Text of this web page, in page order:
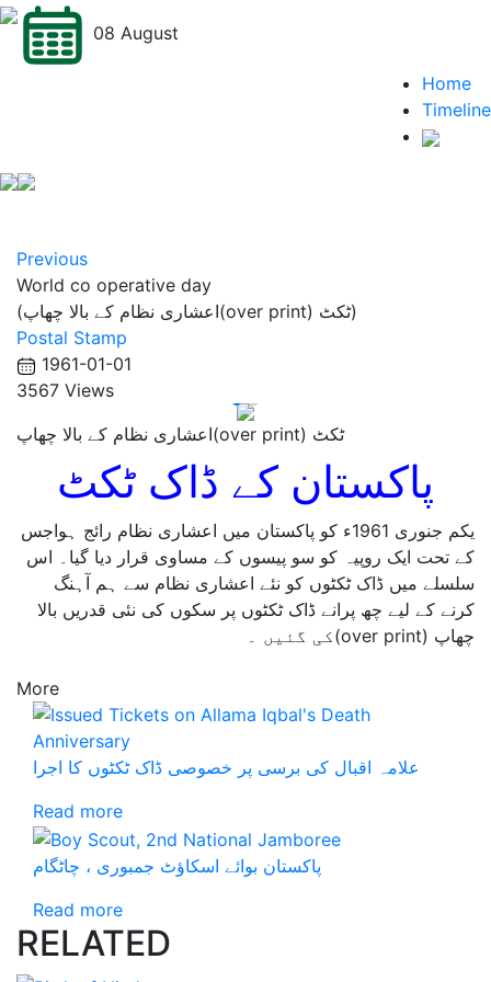
08 August
Home
Timeline
Previous
World co operative day
(اعشاری نظام کے بالا چھاپ(over print) ٹکٹ)
Postal Stamp
1961-01-01
3567 Views
اعشاری نظام کے بالا چھاپ(over print) ٹکٹ
پاکستان کے ڈاک ٹکٹ
یکم جنوری 1961ء کو پاکستان میں اعشاری نظام رائج ہواجس
کے تحت ایک روپیہ کو سو پیسوں کے مساوی قرار دیا گیا۔ اس
سلسلے میں ڈاک ٹکٹوں کو نئے اعشاری نظام سے ہم آہنگ
کرنے کے لیے چھ پرانے ڈاک ٹکٹوں پر سکوں کی نئی قدریں بالا
چھاپ (over print)کی گئیں ۔
More
علامہ اقبال کی برسی پر خصوصی ڈاک ٹکٹوں کا اجرا
Read more
پاکستان بوائے اسکاؤٹ جمبوری ، چاٹگام
Read more
RELATED